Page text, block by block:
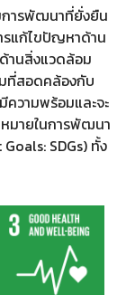
ารพัฒนาที่ยั่งยืน
รแก้ไขปัญหาด้าน
านสิ่งแวดล้อม
ที่สอดคล้องกับ
วามพร้อมและจะ
มายในการพัฒนา
SDGs) ทั้ง